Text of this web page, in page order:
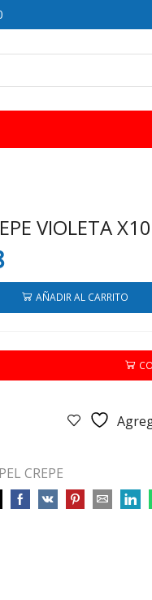
VIOLETA X10
AÑADIR AL CARRITO
CREPE